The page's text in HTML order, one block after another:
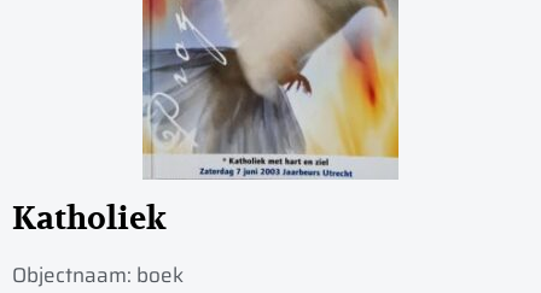
Katholiek
Objectnaam: boek